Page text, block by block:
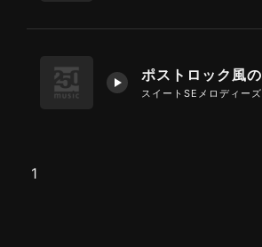
スイートSEメロディーズ
1